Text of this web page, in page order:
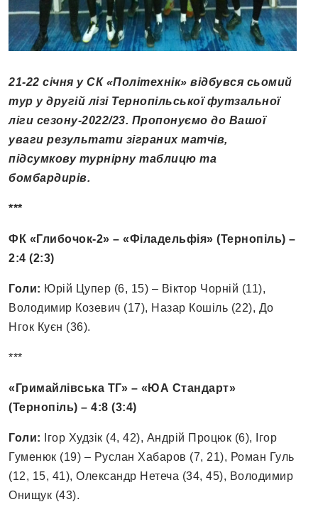
21-22 січня у СК «Політехнік» відбувся сьомий
тур у другій лізі Тернопільської футзальної
ліги сезону-2022/23. Пропонуємо до Вашої
уваги результати зіграних матчів,
підсумкову турнірну таблицю та
бомбардирів.
***
ФК «Глибочок-2» – «Філадельфія» (Тернопіль) –
2:4 (2:3)
Голи: Юрій Цупер (6, 15) – Віктор Чорній (11),
Володимир Козевич (17), Назар Кошіль (22), До
Нгок Куєн (36).
***
«Гримайлівська ТГ» – «ЮА Стандарт»
(Тернопіль) – 4:8 (3:4)
Голи:
Ігор Худзік (4, 42), Андрій Процюк (6), Ігор
Гуменюк (19) – Руслан Хабаров (7, 21), Роман Гуль
(12, 15, 41), Олександр Нетеча (34, 45), Володимир
Онищук (43).